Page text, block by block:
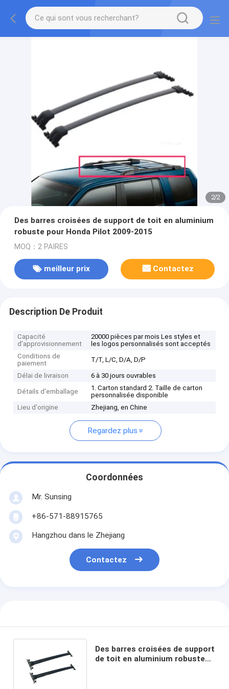
2/2
Des barres croisées de support de toit en aluminium
robuste pour Honda Pilot 2009-2015
MOQ：2 PAIRES
meilleur prix Contactez
Description De Produit
Capacité
d'approvisionnement
20000 pièces par mois Les styles et
les logos personnalisés sont acceptés
Conditions de
paiement
T/T, L/C, D/A, D/P
Délai de livraison 6 à 30 jours ouvrables
Détails d'emballage
1. Carton standard 2. Taille de carton
personnalisée disponible
Lieu d'origine
Zhejiang, en Chine
Regardez plus
Coordonnées
Mr. Sunsing
+86-571-88915765
Hangzhou dans le Zhejiang
Contactez
Des barres croisées de support
de toit en aluminium robuste